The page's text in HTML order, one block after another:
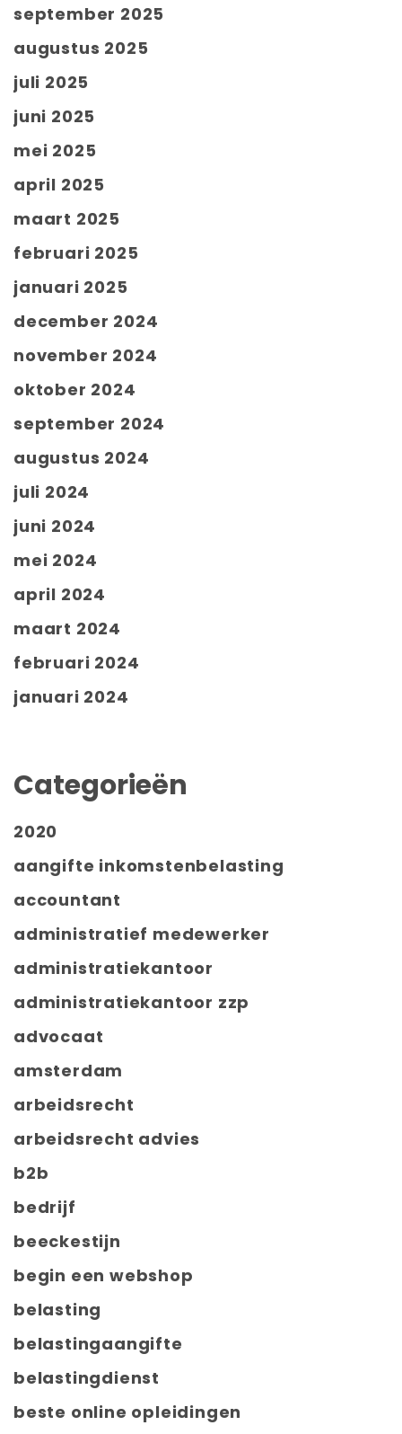
september 2025
augustus 2025
juli 2025
juni 2025
mei 2025
april 2025
maart 2025
februari 2025
januari 2025
december 2024
november 2024
oktober 2024
september 2024
augustus 2024
juli 2024
juni 2024
mei 2024
april 2024
maart 2024
februari 2024
januari 2024
Categorieën
2020
aangifte inkomstenbelasting
accountant
administratief medewerker
administratiekantoor
administratiekantoor zzp
advocaat
amsterdam
arbeidsrecht
arbeidsrecht advies
b2b
bedrijf
beeckestijn
begin een webshop
belasting
belastingaangifte
belastingdienst
beste online opleidingen